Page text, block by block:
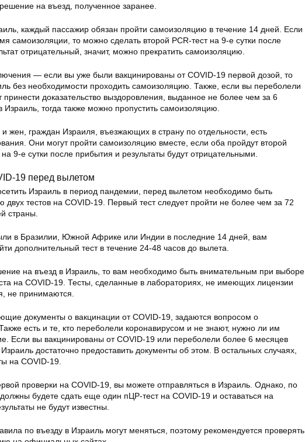
на въезд, полученное заранее.
каждый пассажир обязан пройти самоизоляцию в течение 14 дней. Если
самоизоляции, то можно сделать второй PCR-тест на 9-е сутки после
отрицательный, значит, можно прекратить самоизоляцию.
— если вы уже были вакцинированы от COVID-19 первой дозой, то
без необходимости проходить самоизоляцию. Также, если вы переболели
принести доказательство выздоровления, выданное не более чем за 6
тогда также можно пропустить самоизоляцию.
жен, граждан Израиля, въезжающих в страну по отдельности, есть
Они могут пройти самоизоляцию вместе, если оба пройдут второй
9-е сутки после прибытия и результаты будут отрицательными.
19 перед вылетом
Израиль в период пандемии, перед вылетом необходимо быть
двух тестов на COVID-19. Первый тест следует пройти не более чем за 72
страны.
в Бразилии, Южной Африке или Индии в последние 14 дней, вам
дополнительный тест в течение 24-48 часов до вылета.
на въезд в Израиль, то вам необходимо быть внимательным при выборе
на COVID-19. Тесты, сделанные в лабораториях, не имеющих лицензии
не принимаются.
документы о вакцинации от COVID-19, задаются вопросом о
есть и те, кто переболели коронавирусом и не знают, нужно ли им
Если вы вакцинированы от COVID-19 или переболели более 6 месяцев
достаточно предоставить документы об этом. В остальных случаях,
на COVID-19.
проверки на COVID-19, вы можете отправляться в Израиль. Однако, по
будете сдать еще один пЦР-тест на COVID-19 и оставаться на
не будут известны.
по въезду в Израиль могут меняться, поэтому рекомендуется проверять